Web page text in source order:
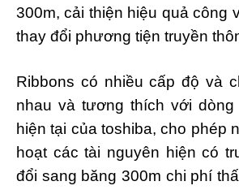
300m, cải thiện hiệu quả công
thay đổi phương tiện truyền
Ribbons có nhiều cấp độ và
nhau và tương thích với
hiện tại của toshiba, cho phép
hoạt các tài nguyên hiện có
đổi sang băng 300m chi phí